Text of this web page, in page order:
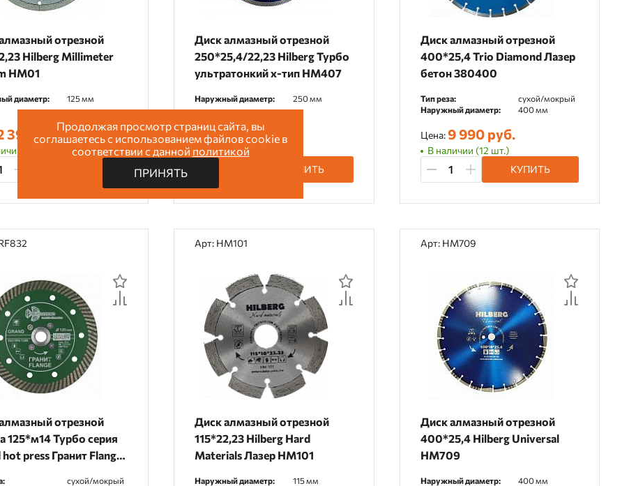
отрезной
Hilberg Millimeter
HM01
диаметр: 125 мм
390 руб.
(2 шт.)
Диск алмазный отрезной
250*25,4/22,23 Hilberg Турбо
ультратонкий х-тип HM407
Наружный диаметр: 250 мм
Цена:5 605 руб.
В наличии (12 шт.)
КУПИТЬ
Диск алмазный отрезной
400*25,4 Trio Diamond Лазер
бетон 380400
Тип реза:
сухой/мокрый
Наружный диаметр:
400 мм
Цена:9 990 руб.
В наличии (12 шт.)
КУПИТЬ
отрезной
125*м14 Турбо серия
press Гранит Flange
сухой/мокрый
Арт: HM101
Диск алмазный отрезной
115*22,23 Hilberg Hard
Materials Лазер HM101
Наружный диаметр: 115 мм
Арт: HM709
Диск алмазный отрезной
400*25,4 Hilberg Universal
HM709
Наружный диаметр: 400 мм
Продолжая просмотр страниц сайта, вы
соглашаетесь с использованием файлов cookie в
соответствии с данной политикой
ПРИНЯТЬ